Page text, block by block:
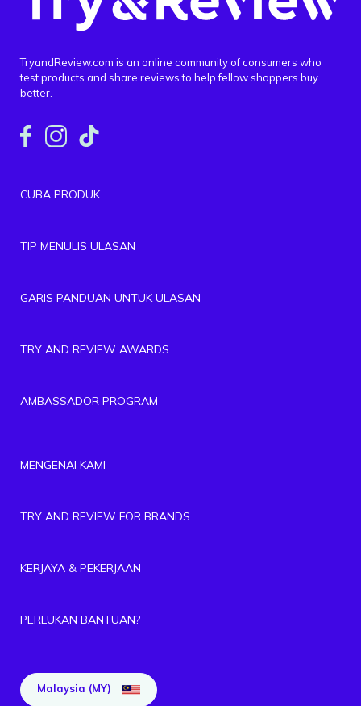
TryandReview.com is an online community of consumers who
test products and share reviews to help fellow shoppers buy
better.
CUBA PRODUK
TIP MENULIS ULASAN
GARIS PANDUAN UNTUK ULASAN
TRY AND REVIEW AWARDS
AMBASSADOR PROGRAM
MENGENAI KAMI
TRY AND REVIEW FOR BRANDS
KERJAYA & PEKERJAAN
PERLUKAN BANTUAN?
Malaysia (MY)